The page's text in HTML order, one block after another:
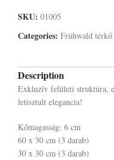
SKU: 01005
Categories: Frühwald térkő
Description
Exkluzív felületi struktúra,
letisztult elegancia!
Kőmagasság: 6 cm
60 x 30 cm (3 darab)
30 x 30 cm (3 darab)